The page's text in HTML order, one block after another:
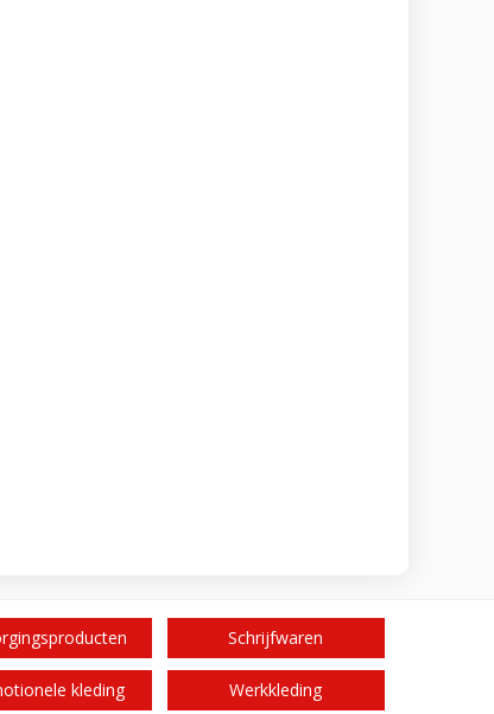
Schrijfwaren
kleding Werkkleding